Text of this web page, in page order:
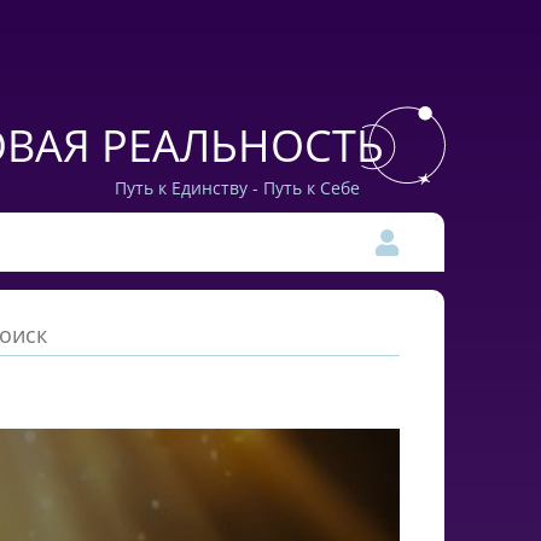
РЕАЛЬНОСТЬ
Путь к Единству - Путь к Себе